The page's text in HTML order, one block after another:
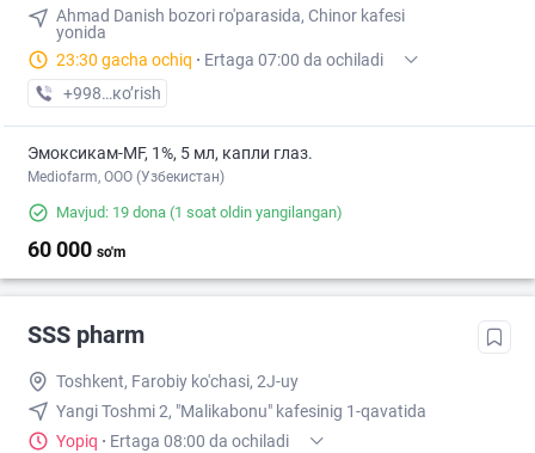
Ahmad Danish bozori ro'parasida, Chinor kafesi
yonida
23:30 gacha ochiq · Ertaga 07:00 da ochiladi
+998 (90) XXX-XX-XX
кo’rish
Эмоксикам-MF, 1%, 5 мл, капли глаз.
Mediofarm, ООО (Узбекистан)
Mavjud: 19 dona (1 soat oldin yangilangan)
60 000 so'm
SSS pharm
Toshkent, Farobiy ko'chasi, 2J-uy
Yangi Toshmi 2, "Malikabonu" kafesinig 1-qavatida
Yopiq · Ertaga 08:00 da ochiladi